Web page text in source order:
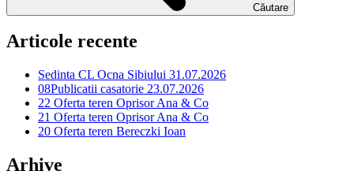
Căutare
Articole recente
Sedinta CL Ocna Sibiului 31.07.2026
08Publicatii casatorie 23.07.2026
22 Oferta teren Oprisor Ana & Co
21 Oferta teren Oprisor Ana & Co
20 Oferta teren Bereczki Ioan
Arhive